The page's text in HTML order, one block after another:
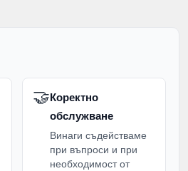
🤝Коректно
обслужване
Винаги съдействаме
при въпроси и при
необходимост от